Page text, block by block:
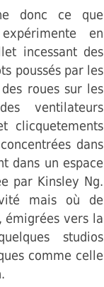
donc ce que
en
incessant des
poussés par les
roues sur les
ventilateurs
clicquetements
dans
dans un espace
par Kinsley Ng.
mais où de
émigrées vers la
studios
comme celle